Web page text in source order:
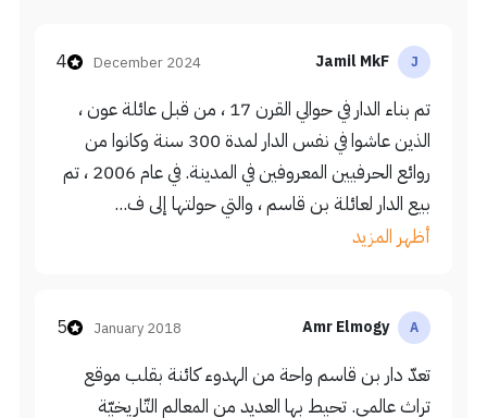
J
Jamil MkF
December 2024
4
تم بناء الدار في حوالي القرن 17 ، من قبل عائلة عون ،
الذين عاشوا في نفس الدار لمدة 300 سنة وكانوا من
روائع الحرفيين المعروفين في المدينة. في عام 2006 ، تم
بيع الدار لعائلة بن قاسم ، والتي حولتها إلى ف...
أظهر المزيد
A
Amr Elmogy
January 2018
5
تعدّ دار بن قاسم واحة من الهدوء كائنة بقلب موقع
تراث عالمي. تحيط بها العديد من المعالم التّاريخيّة